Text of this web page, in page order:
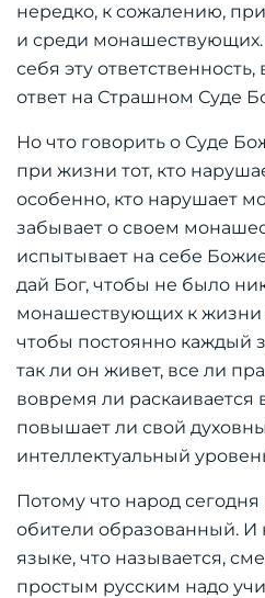
нередко, к сожалению,
и среди монашествующих.
себя эту
ответ на Страшном Суде
Но что говорить о Суде
при жизни тот, кто
особенно, кто нарушает
забывает о своем
испытывает на себе
дай Бог, чтобы не было
монашествующих к жизни
чтобы постоянно каждый
так ли он живет, все ли
вовремя ли раскаивается
повышает ли свой
интеллектуальный
Потому что народ
обители образованный. И
языке, что называется,
простым русским надо